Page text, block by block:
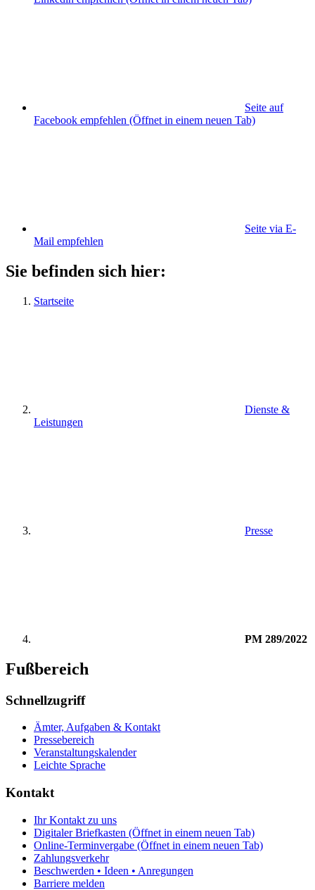
Seite auf
Facebook empfehlen (Öffnet in einem neuen Tab)
Seite via E-
Mail empfehlen
Sie befinden sich hier:
Startseite
Dienste &
Leistungen
Presse
PM 289/2022
Fußbereich
Schnellzugriff
Ämter, Aufgaben & Kontakt
Pressebereich
Veranstaltungskalender
Leichte Sprache
Kontakt
Ihr Kontakt zu uns
Digitaler Briefkasten (Öffnet in einem neuen Tab)
Online-Terminvergabe (Öffnet in einem neuen Tab)
Zahlungsverkehr
Beschwerden • Ideen • Anregungen
Barriere melden